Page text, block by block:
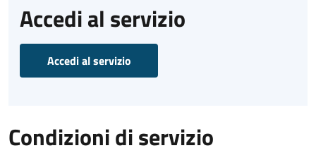
Accedi al servizio
Accedi al servizio
Condizioni di servizio